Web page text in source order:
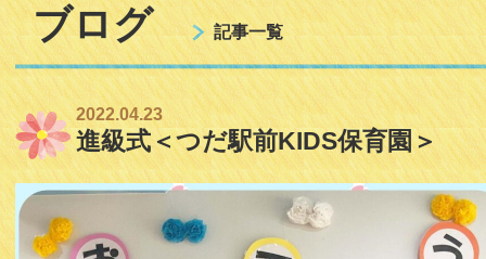
ブログ 記事一覧
2022.04.23
進級式＜つだ駅前KIDS保育園＞